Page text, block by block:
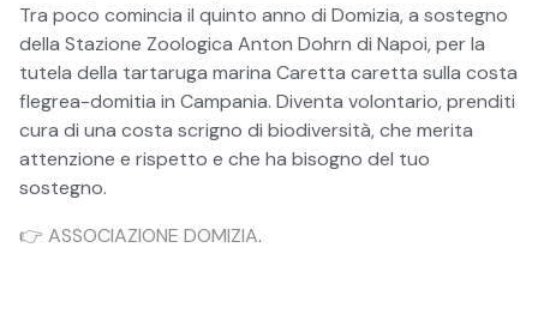
Tra poco comincia il quinto anno di Domizia, a sostegno
della Stazione Zoologica Anton Dohrn di Napoi, per la
tutela della tartaruga marina Caretta caretta sulla costa
flegrea-domitia in Campania. Diventa volontario, prenditi
cura di una costa scrigno di biodiversità, che merita
attenzione e rispetto e che ha bisogno del tuo
sostegno.
👉 ASSOCIAZIONE DOMIZIA.